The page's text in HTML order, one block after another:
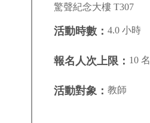
驚聲紀念大樓 T307
活動時數： 4.0 小時
報名人次上限： 10 名
活動對象： 教師